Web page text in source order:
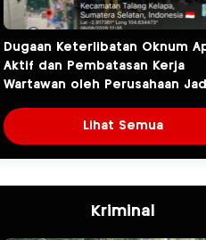
Dugaan Keterlibatan Oknum
Aktif dan Pembatasan Kerja
Wartawan oleh Perusahaan
Pencemaran Limbah PT Tirta
Fresindo Jaya
Lihat Semua
Kriminal